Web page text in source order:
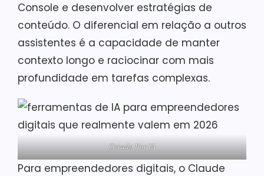
Console e desenvolver estratégias de
conteúdo. O diferencial em relação a outros
assistentes é a capacidade de manter
contexto longo e raciocinar com mais
profundidade em tarefas complexas.
Gerado Por IA
Para empreendedores digitais, o Claude